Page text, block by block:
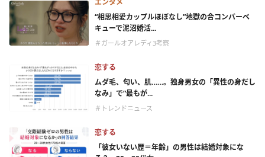
“相思相愛カップルほぼなし”地獄の合コンバーベ
キューで泥沼婚活...
＃ガールオアレディ3考察
恋する
ムダ毛、匂い、肌……。独身男女の「異性の身だし
なみ」で“最もが...
＃トレンドニュース
恋する
「彼女いない歴＝年齢」の男性は結婚対象にな